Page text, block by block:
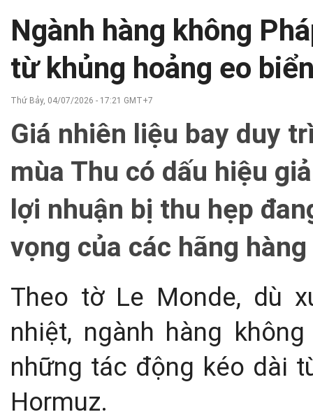
Ngành hàng không
từ khủng hoảng eo
Thứ Bảy, 04/07/2026 - 17:21 GMT+7
Giá nhiên liệu bay duy
mùa Thu có dấu hiệu
lợi nhuận bị thu hẹp
vọng của các hãng
Theo tờ Le Monde, dù
nhiệt, ngành hàng
những tác động kéo dài
Hormuz.